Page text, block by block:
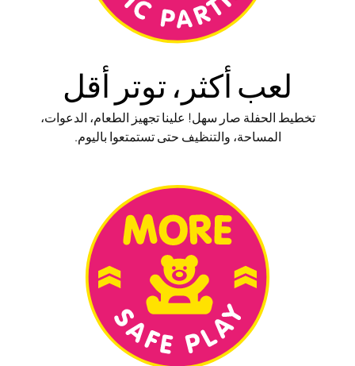
لعب أكثر، توتر أقل
تخطيط الحفلة صار سهل! علينا تجهيز الطعام، الدعوات،
المساحة، والتنظيف حتى تستمتعوا باليوم.